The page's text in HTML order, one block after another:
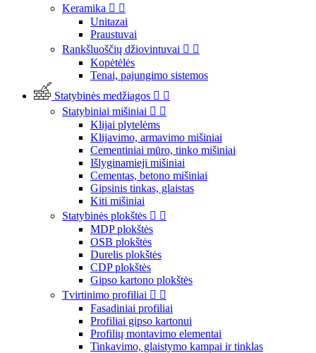
Keramika  
Unitazai
Praustuvai
Rankšluoščių džiovintuvai  
Kopėtėlės
Tenai, pajungimo sistemos
Statybinės medžiagos  
Statybiniai mišiniai  
Klijai plytelėms
Klijavimo, armavimo mišiniai
Cementiniai mūro, tinko mišiniai
Išlyginamieji mišiniai
Cementas, betono mišiniai
Gipsinis tinkas, glaistas
Kiti mišiniai
Statybinės plokštės  
MDP plokštės
OSB plokštės
Durelis plokštės
CDP plokštės
Gipso kartono plokštės
Tvirtinimo profiliai  
Fasadiniai profiliai
Profiliai gipso kartonui
Profilių montavimo elementai
Tinkavimo, glaistymo kampai ir tinklas